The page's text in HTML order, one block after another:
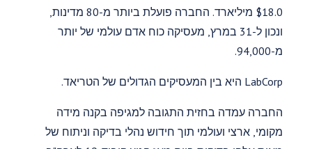
$18.0 מיליארד. החברה פועלת ביותר מ-80 מדינות,
ונכון ל-31 במרץ, מעסיקה כוח אדם עולמי של יותר
מ-94,000.
LabCorp היא בין המעסיקים הגדולים של הטריאד.
החברה עמדה בחזית התגובה למגיפה בקנה מידה
מקומי, ארצי ועולמי תוך חידוש נהלי בדיקה וניתוח של